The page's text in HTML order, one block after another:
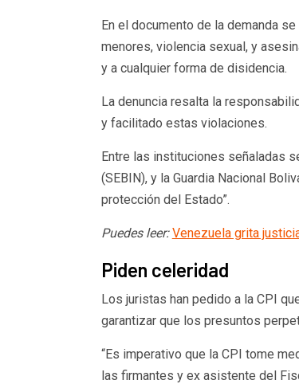
En el documento de la demanda
menores, violencia sexual, y
y a cualquier forma de disidencia.
La denuncia resalta la
y facilitado estas violaciones.
Entre las instituciones señaladas
(SEBIN), y la Guardia Nacional
protección del Estado”.
Puedes leer:Venezuela grita
Piden celeridad
Los juristas han pedido a la CPI
garantizar que los presuntos
“Es imperativo que la CPI tome
las firmantes y ex asistente del